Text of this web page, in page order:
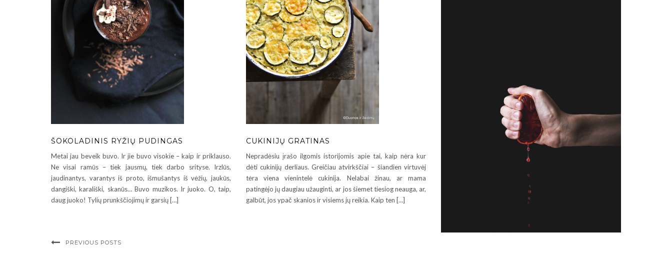
ŠOKOLADINIS RYŽIŲ PUDINGAS
Metai jau beveik buvo. Ir jie buvo visokie – kaip ir priklauso.
Ne visai ramūs – tiek jausmų, tiek darbo srityse. Irzlūs,
jaudinantys, varantys iš proto, išmušantys iš vėžių, jaukūs,
dangiški, karališki, skanūs… Buvo muzikos. Ir juoko. O, taip,
daug juoko! Tylių prunkščiojimų ir garsių […]
CUKINIJŲ GRATINAS
Nepradėsiu įrašo ilgomis istorijomis apie tai, kaip nėra kur
dėti cukinijų derliaus. Greičiau atvirkščiai – šiandien virtuvėj
tėra viena vienintelė cukinija. Nelabai žinau, ar mama
patingėjo jų daugiau užauginti, ar jos šiemet tiesiog neauga, ar,
galbūt, jos ypač skanios ir visiems jų reikia. Kaip ten […]
PREVIOUS POSTS